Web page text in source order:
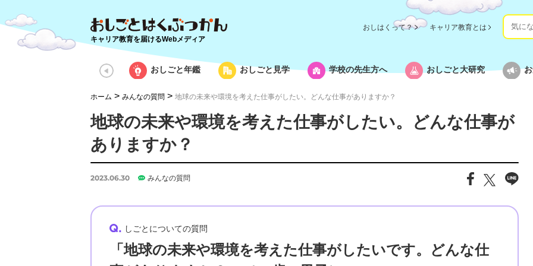
キャリア教育を届けるWebメディア
おしはくって？ キャリア教育とは
おしごと年鑑 おしごと見学 学校の先生方へ おしごと大研究
ホーム > みんなの質問 > 地球の未来や環境を考えた仕事がしたい。どんな仕事がありますか？
地球の未来や環境を考えた仕事がしたい。どんな仕事が
ありますか？
2023.06.30 みんなの質問
しごとについての質問
「地球の未来や環境を考えた仕事がしたいです。どんな仕